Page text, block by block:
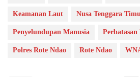
Keamanan Laut Nusa Tenggara
Penyelundupan Manusia
Polres Rote Ndao Rote Ndao